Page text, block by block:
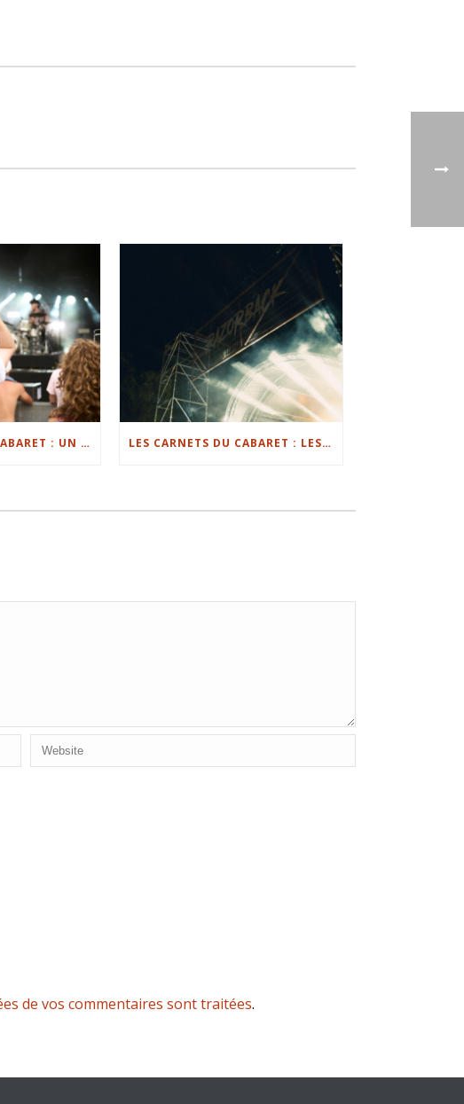
LES CARNETS DU CABARET : UN CABARET ENGAGÉ ET ANCRÉ DANS SON TERRITOIRE LES CARNETS DU CABARET : LES ARTISTES RÉGIONAUX ONT OUVERT LES SCÈNES GREENFLOOR ET ILLUMINATIONS
de vos commentaires sont traitées.